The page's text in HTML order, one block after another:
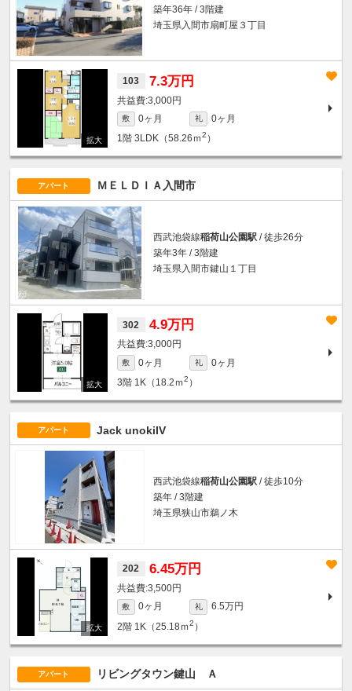
築年36年 / 3階建
埼玉県入間市扇町屋３丁目
103 7.3万円
3,000円
敷 0ヶ月 礼
0ヶ月
1階 3LDK（58.26ｍ2 ）
アパート ＭＥＬＤＩＡ入間市
西武池袋線稲荷山公園駅 / 徒歩26分
築年3年 / 3階建
埼玉県入間市鍵山１丁目
302 4.9万円
3,000円
敷 0ヶ月 礼
0ヶ月
3階 1K（18.2ｍ2 ）
アパート Jack unokiIV
西武池袋線稲荷山公園駅 / 徒歩10分
築年 / 3階建
埼玉県狭山市鵜ノ木
202 6.45万円
3,500円
敷 0ヶ月 礼
6.5万円
2階 1K（25.18ｍ2 ）
アパート リビングタウン鍵山 Ａ